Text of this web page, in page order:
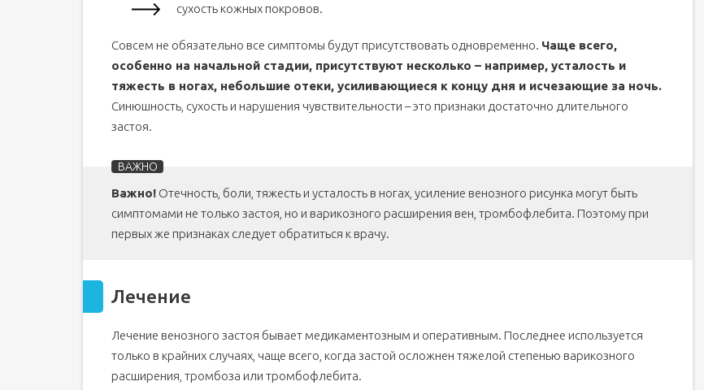
сухость кожных покровов.
Совсем не обязательно все симптомы будут присутствовать одновременно. Чаще всего,
особенно на начальной стадии, присутствуют несколько – например, усталость и
тяжесть в ногах, небольшие отеки, усиливающиеся к концу дня и исчезающие за ночь.
Синюшность, сухость и нарушения чувствительности – это признаки достаточно длительного
застоя.
Важно! Отечность, боли, тяжесть и усталость в ногах, усиление венозного рисунка могут быть
симптомами не только застоя, но и варикозного расширения вен, тромбофлебита. Поэтому при
первых же признаках следует обратиться к врачу.
Лечение
Лечение венозного застоя бывает медикаментозным и оперативным. Последнее используется
только в крайних случаях, чаще всего, когда застой осложнен тяжелой степенью варикозного
расширения, тромбоза или тромбофлебита.